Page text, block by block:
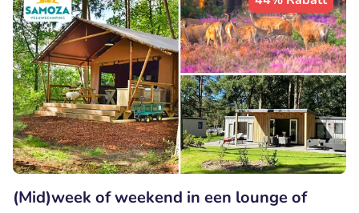
(Mid)week of weekend in een lounge of